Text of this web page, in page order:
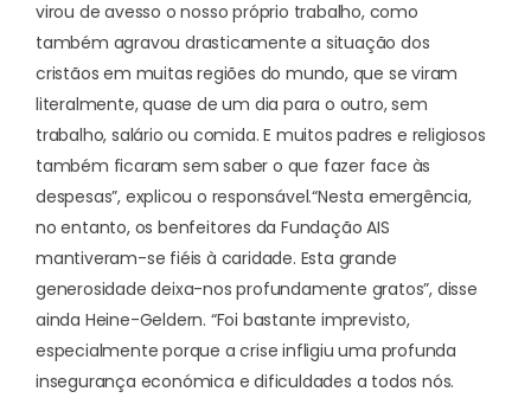
virou de avesso o nosso próprio trabalho, como
também agravou drasticamente a situação dos
cristãos em muitas regiões do mundo, que se viram
literalmente, quase de um dia para o outro, sem
trabalho, salário ou comida. E muitos padres e religiosos
também ficaram sem saber o que fazer face às
despesas”, explicou o responsável.“Nesta emergência,
no entanto, os benfeitores da Fundação AIS
mantiveram-se fiéis à caridade. Esta grande
generosidade deixa-nos profundamente gratos”, disse
ainda Heine-Geldern. “Foi bastante imprevisto,
especialmente porque a crise infligiu uma profunda
insegurança económica e dificuldades a todos nós.